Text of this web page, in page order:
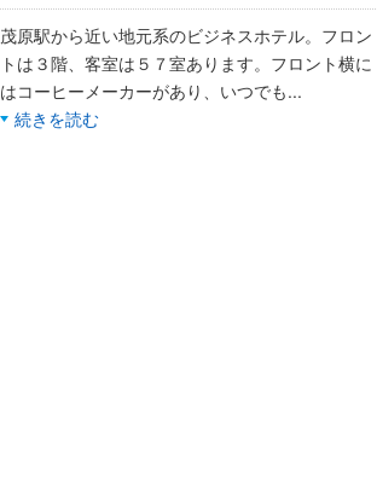
茂原駅から近い地元系のビジネスホテル。フロン
トは３階、客室は５７室あります。フロント横に
はコーヒーメーカーがあり、いつでも...
続きを読む